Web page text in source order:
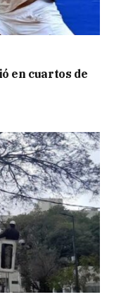
en cuartos de